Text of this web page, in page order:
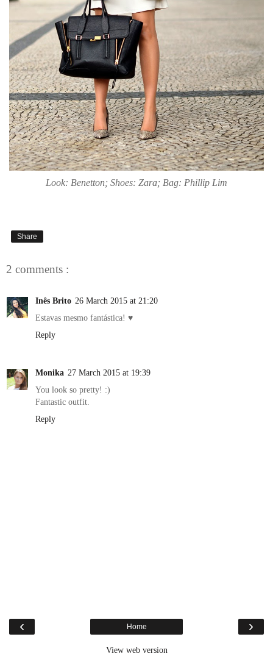
Look: Benetton; Shoes: Zara; Bag: Phillip Lim
Share
2 comments :
Inês Brito 26 March 2015 at 21:20
Estavas mesmo fantástica! ♥
Reply
Monika 27 March 2015 at 19:39
You look so pretty! :)
Fantastic outfit.
Reply
‹ ›
Home
View web version